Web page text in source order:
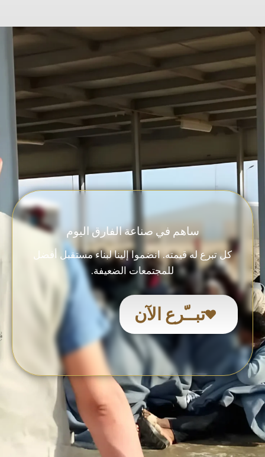
ساهم في صناعة الفارق اليوم
كل تبرع له قيمته. انضموا إلينا لبناء مستقبل أفضل
للمجتمعات الضعيفة.
تبــّرع الآن